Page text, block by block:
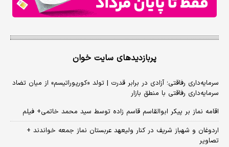
پربازدیدهای سایت خوان
سرمایه‌داری رفاقتی؛ آزادی در برابر قدرت | تولد «کورپوراتیسم» از میان تضاد
سرمایه‌داری رفاقتی با منطق بازار
اقامه نماز بر پیکر ابوالقاسم قاسم زاده توسط سید محمد خاتمی+ فیلم
اردوغان و شهباز شریف در کنار ولیعهد عربستان نماز جمعه خواندند +
تصاویر